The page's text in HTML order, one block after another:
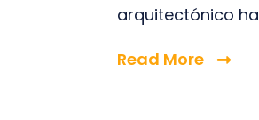
arquitectónico
Read More